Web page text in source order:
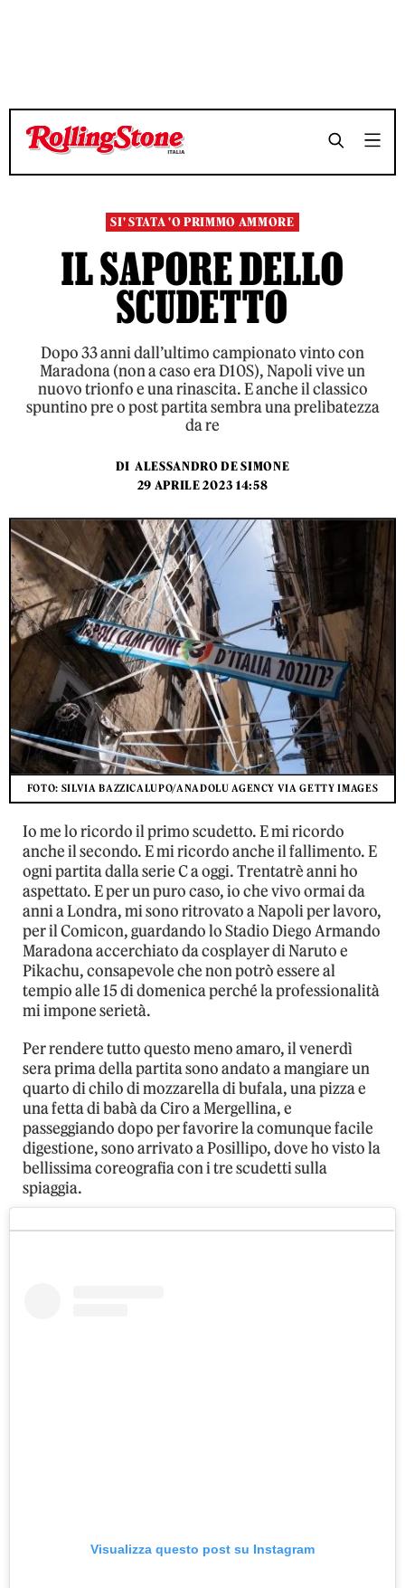
TEMPO DI LETTURA 6 MINUTI
TEMPO DI LETTURA 6 MINUTI
SI' STATA 'O PRIMMO AMMORE
IL SAPORE DELLO
SCUDETTO
Dopo 33 anni dall’ultimo campionato vinto con
Maradona (non a caso era D10S), Napoli vive un
nuovo trionfo e una rinascita. E anche il classico
spuntino pre o post partita sembra una prelibatezza
da re
DI ALESSANDRO DE SIMONE
29 APRILE 2023 14:58
FOTO: SILVIA BAZZICALUPO/ANADOLU AGENCY VIA GETTY IMAGES
Io me lo ricordo il primo scudetto. E mi ricordo
anche il secondo. E mi ricordo anche il fallimento. E
ogni partita dalla serie C a oggi. Trentatrè anni ho
aspettato. E per un puro caso, io che vivo ormai da
anni a Londra, mi sono ritrovato a Napoli per lavoro,
per il Comicon, guardando lo Stadio Diego Armando
Maradona accerchiato da cosplayer di Naruto e
Pikachu, consapevole che non potrò essere al
tempio alle 15 di domenica perché la professionalità
mi impone serietà.
Per rendere tutto questo meno amaro, il venerdì
sera prima della partita sono andato a mangiare un
quarto di chilo di mozzarella di bufala, una pizza e
una fetta di babà da Ciro a Mergellina, e
passeggiando dopo per favorire la comunque facile
digestione, sono arrivato a Posillipo, dove ho visto la
bellissima coreografia con i tre scudetti sulla
spiaggia.
Visualizza questo post su Instagram